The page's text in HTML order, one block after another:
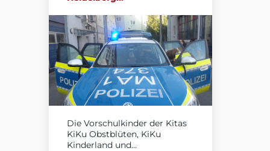
Die Vorschulkinder der Kitas
KiKu Obstblüten, KiKu
Kinderland und...